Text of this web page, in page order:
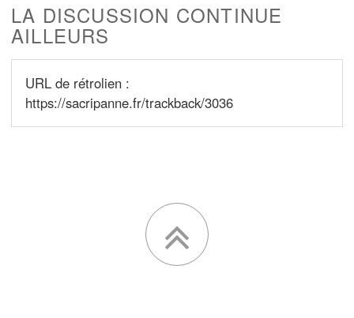
LA DISCUSSION CONTINUE
AILLEURS
URL de rétrolien :
https://sacripanne.fr/trackback/3036